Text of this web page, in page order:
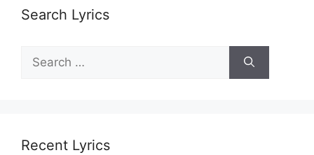
Search Lyrics
Search
for:
Recent Lyrics